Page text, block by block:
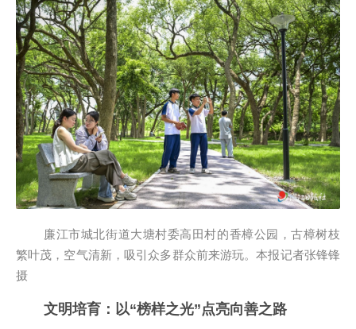
廉江市城北街道大塘村委高田村的香樟公园，古樟树枝
繁叶茂，空气清新，吸引众多群众前来游玩。本报记者张锋锋
摄
文明培育：以“榜样之光”点亮向善之路